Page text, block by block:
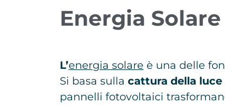
Energia Solare
L’energia solare è una delle
Si basa sulla cattura della
pannelli fotovoltaici